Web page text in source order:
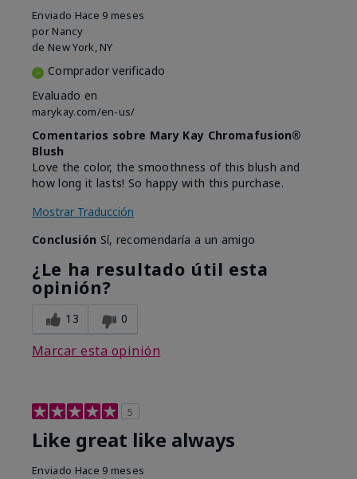
Enviado Hace 9 meses
por Nancy
de New York, NY
Comprador verificado
Evaluado en
marykay.com/en-us/
Comentarios sobre Mary Kay Chromafusion®
Blush
Love the color, the smoothness of this blush and
how long it lasts! So happy with this purchase.
Mostrar Traducción
Conclusión Sí, recomendaría a un amigo
¿Le ha resultado útil esta
opinión?
13 0
Marcar esta opinión
5
Like great like always
Enviado Hace 9 meses